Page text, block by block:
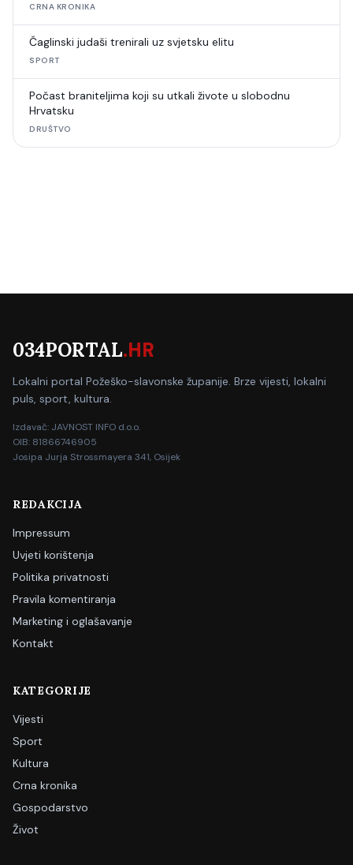
CRNA KRONIKA
Čaglinski judaši trenirali uz svjetsku elitu
SPORT
Počast braniteljima koji su utkali živote u slobodnu
Hrvatsku
DRUŠTVO
034PORTAL.HR
Lokalni portal Požeško-slavonske županije. Brze vijesti, lokalni
puls, sport, kultura.
Izdavač: JAVNOST INFO d.o.o.
OIB: 81866746905
Josipa Jurja Strossmayera 341, Osijek
REDAKCIJA
Impressum
Uvjeti korištenja
Politika privatnosti
Pravila komentiranja
Marketing i oglašavanje
Kontakt
KATEGORIJE
Vijesti
Sport
Kultura
Crna kronika
Gospodarstvo
Život